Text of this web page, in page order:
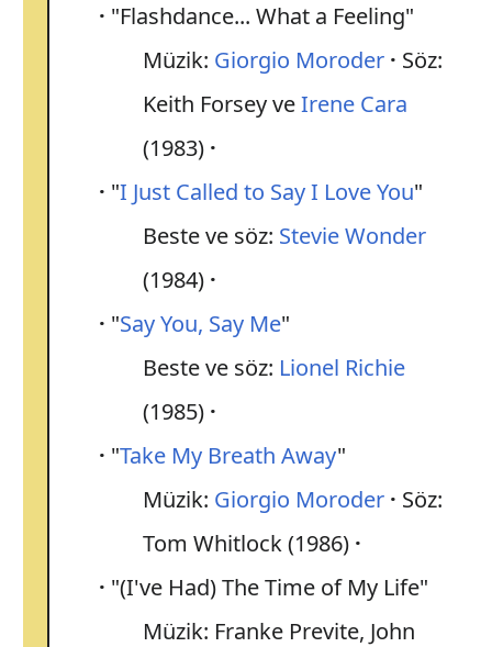
"Flashdance... What a Feeling"
Müzik: Giorgio Moroder
Söz:
Keith Forsey veIrene Cara
(1983)
"I Just Called to Say I Love You"
Beste ve söz: Stevie Wonder
(1984)
"Say You, Say Me"
Beste ve söz: Lionel Richie
(1985)
"Take My Breath Away"
Müzik: Giorgio Moroder
Söz:
Tom Whitlock (1986)
"(I've Had) The Time of My Life"
Müzik: Franke Previte, John